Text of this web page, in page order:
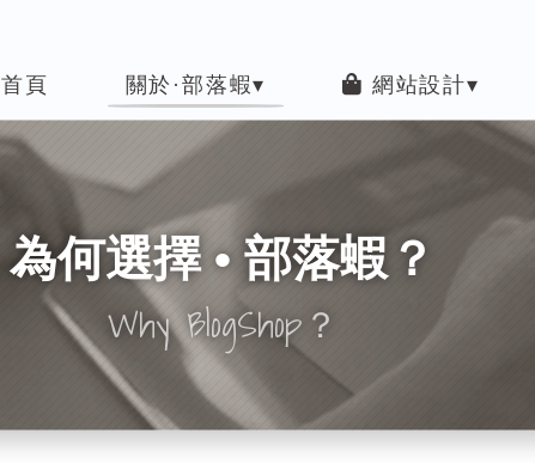
首頁 關於·部落蝦▾ 網站設計▾
為何選擇 • 部落蝦？
Why BlogShop？